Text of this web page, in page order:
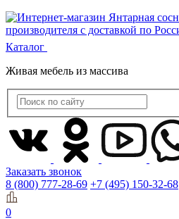
Каталог
Живая мебель из массива
Заказать звонок
8 (800) 777-28-69 +7 (495) 150-32-68
0